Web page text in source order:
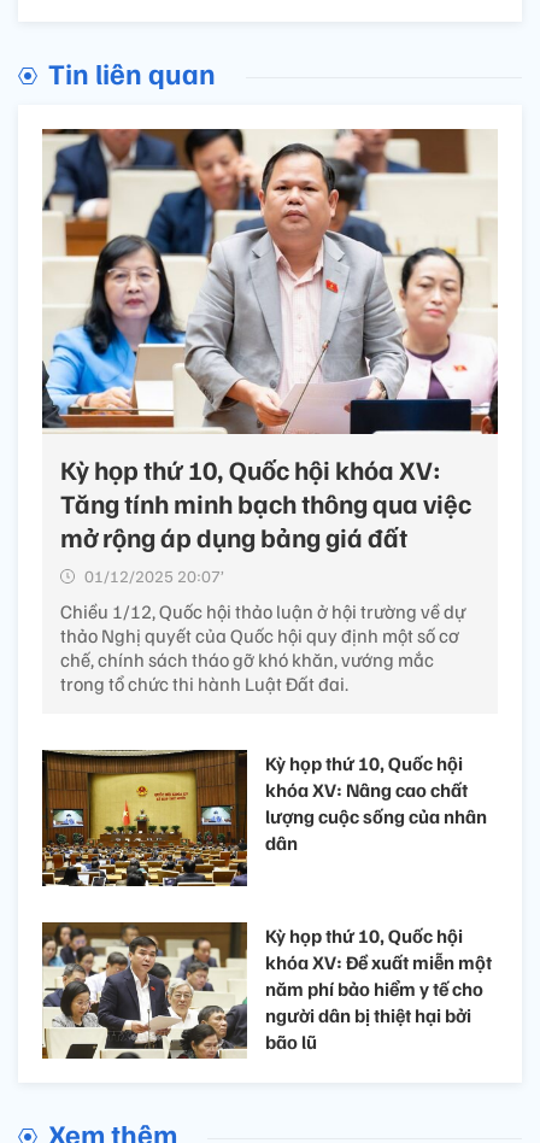
Tin liên quan
Kỳ họp thứ 10, Quốc hội khóa XV:
Tăng tính minh bạch thông qua việc
mở rộng áp dụng bảng giá đất
01/12/2025 20:07’
Chiều 1/12, Quốc hội thảo luận ở hội trường về dự
thảo Nghị quyết của Quốc hội quy định một số cơ
chế, chính sách tháo gỡ khó khăn, vướng mắc
trong tổ chức thi hành Luật Đất đai.
Kỳ họp thứ 10, Quốc hội
khóa XV: Nâng cao chất
lượng cuộc sống của nhân
dân
Kỳ họp thứ 10, Quốc hội
khóa XV: Đề xuất miễn một
năm phí bảo hiểm y tế cho
người dân bị thiệt hại bởi
bão lũ
Xem thêm